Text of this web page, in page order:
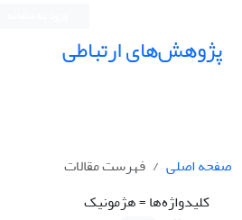
پژوهش‌های ارتباطی
صفحه اصلی
فهرست مقالات
کلیدواژه‌ها =هژمونیک